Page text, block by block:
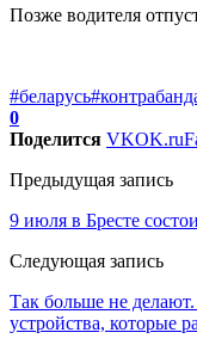
Позже водителя
#беларусь
0
Поделится VKOK.ru
Предыдущая запись
9 июля в Бресте
Следующая запись
Так больше не
устройства, которые